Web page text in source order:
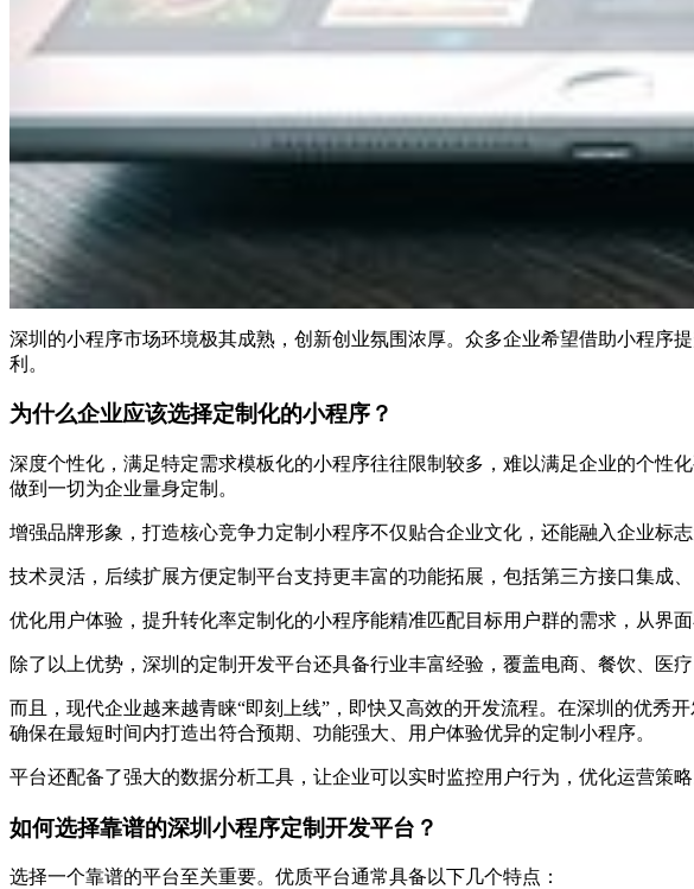
深圳的小程序市场环境极其成熟，创新创业氛围浓厚。众多企业希望借助小程序
利。
为什么企业应该选择定制化的小程序？
深度个性化，满足特定需求模板化的小程序往往限制较多，难以满足企业的个性
做到一切为企业量身定制。
增强品牌形象，打造核心竞争力定制小程序不仅贴合企业文化，还能融入企业标
技术灵活，后续扩展方便定制平台支持更丰富的功能拓展，包括第三方接口集成
优化用户体验，提升转化率定制化的小程序能精准匹配目标用户群的需求，从界
除了以上优势，深圳的定制开发平台还具备行业丰富经验，覆盖电商、餐饮、医
而且，现代企业越来越青睐“即刻上线”，即快又高效的开发流程。在深圳的优秀
确保在最短时间内打造出符合预期、功能强大、用户体验优异的定制小程序。
平台还配备了强大的数据分析工具，让企业可以实时监控用户行为，优化运营策
如何选择靠谱的深圳小程序定制开发平台？
选择一个靠谱的平台至关重要。优质平台通常具备以下几个特点：